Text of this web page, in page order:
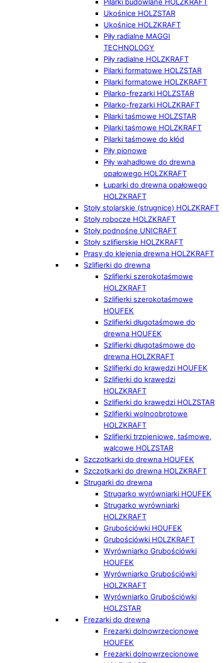
Pilarki budowlane HOLZKRAFT
Ukośnice HOLZSTAR
Ukośnice HOLZKRAFT
Piły radialne MAGGI
TECHNOLOGY
Piły radialne HOLZKRAFT
Pilarki formatowe HOLZSTAR
Pilarki formatowe HOLZKRAFT
Pilarko-frezarki HOLZSTAR
Pilarko-frezarki HOLZKRAFT
Pilarki taśmowe HOLZSTAR
Pilarki taśmowe HOLZKRAFT
Pilarki taśmowe do kłód
Piły pionowe
Piły wahadłowe do drewna
opałowego HOLZKRAFT
Łuparki do drewna opałowego
HOLZKRAFT
Stoły stolarskie (strugnice) HOLZKRAFT
Stoły robocze HOLZKRAFT
Stoły podnośne UNICRAFT
Stoły szlifierskie HOLZKRAFT
Prasy do klejenia drewna HOLZKRAFT
Szlifierki do drewna
Szlifierki szerokotaśmowe
HOLZKRAFT
Szlifierki szerokotaśmowe
HOUFEK
Szlifierki długotaśmowe do
drewna HOUFEK
Szlifierki długotaśmowe do
drewna HOLZKRAFT
Szlifierki do krawędzi HOUFEK
Szlifierki do krawędzi
HOLZKRAFT
Szlifierki do krawędzi HOLZSTAR
Szlifierki wolnoobrotowe
HOLZKRAFT
Szlifierki trzpieniowe, taśmowe,
walcowe HOLZSTAR
Szczotkarki do drewna HOUFEK
Szczotkarki do drewna HOLZKRAFT
Strugarki do drewna
Strugarko wyrówniarki HOUFEK
Strugarko wyrówniarki
HOLZKRAFT
Grubościówki HOUFEK
Grubościówki HOLZKRAFT
Wyrówniarko Grubościówki
HOUFEK
Wyrówniarko Grubościówki
HOLZKRAFT
Wyrówniarko Grubościówki
HOLZSTAR
Frezarki do drewna
Frezarki dolnowrzecionowe
HOUFEK
Frezarki dolnowrzecionowe